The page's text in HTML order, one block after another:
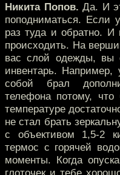
Никита Попов. Да. И
поподниматься. Если
раз туда и обратно. И
происходить. На
вас слой одежды, вы
инвентарь.
собой брал
телефона потому,
температуре
не стал брать
с объективом 1,5-2
термос с горячей
моменты. Когда